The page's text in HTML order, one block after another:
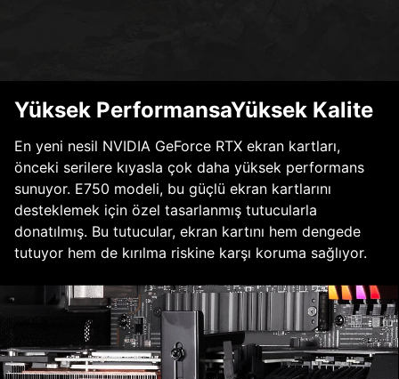
Yüksek PerformansaYüksek Kalite
En yeni nesil NVIDIA GeForce RTX ekran kartları,
önceki serilere kıyasla çok daha yüksek performans
sunuyor. E750 modeli, bu güçlü ekran kartlarını
desteklemek için özel tasarlanmış tutucularla
donatılmış. Bu tutucular, ekran kartını hem dengede
tutuyor hem de kırılma riskine karşı koruma sağlıyor.